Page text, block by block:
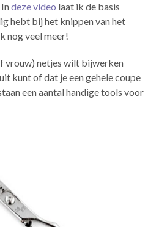
deze video laat ik de basis
hebt bij het knippen van het
nog veel meer!
vrouw) netjes wilt bijwerken
kunt of dat je een gehele coupe
een aantal handige tools voor